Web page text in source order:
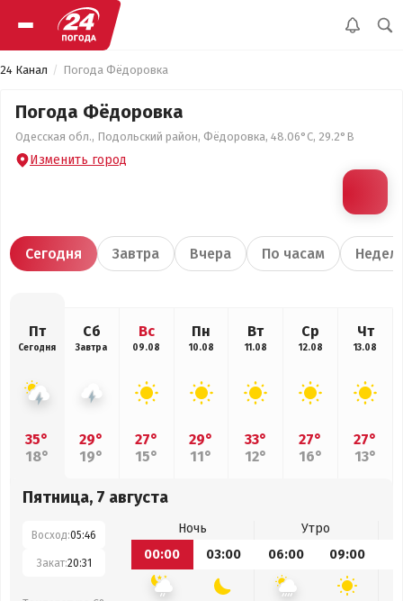
24 Канал Погода Фёдоровка
Погода Фёдоровка
Одесская обл., Подольский район, Фёдоровка, 48.06°С, 29.2°В
Изменить город
Сегодня Завтра Вчера По часам
Пт
Сегодня
35°
18°
Сб
Завтра
29°
19°
Вс
09.08
27°
15°
Пн
10.08
29°
11°
Вт
11.08
33°
12°
Ср
12.08
27°
16°
Чт
13.08
27°
13°
Пятница, 7 августа
Восход:05:46
Закат:20:31
Ночь
Утро
00:00
03:00 06:00 09:00